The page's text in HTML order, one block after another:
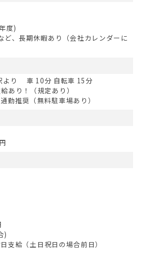
度)
ど、長期休暇あり（会社カレンダーに
より 車 10分 自転車 15分
あり！（規定あり）
勤推奨（無料駐車場あり）
)
支給（土日祝日の場合前日）